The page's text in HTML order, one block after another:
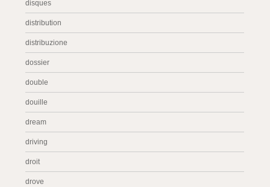
disques
distribution
distribuzione
dossier
double
douille
dream
driving
droit
drove